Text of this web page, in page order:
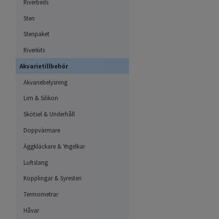
Riverbeds
Sten
Stenpaket
Riverkits
Akvarietillbehör
Akvariebelysning
Lim & Silikon
Skötsel & Underhåll
Doppvärmare
Äggkläckare & Yngelkar
Luftslang
Kopplingar & Syresten
Termometrar
Håvar